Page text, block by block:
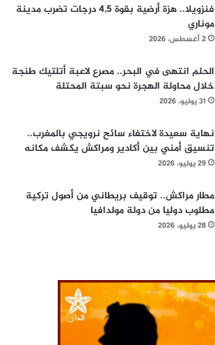
فنزويلا.. هزة أرضية بقوة 4,5 درجات تضرب مدينة
موناري
2 أغسطس، 2026
الحلم انتهى في البحر.. مصرع لاعبة أتلتيك طنجة
خلال محاولة الهجرة نحو سبتة المحتلة
31 يوليو، 2026
نهاية سعيدة لاختفاء سائح نرويجي بالمغرب..
تنسيق أمني بين أكادير ومراكش يكشف مكانه
29 يوليو، 2026
مطار مراكش.. توقيف بريطاني من أصول تركية
مطلوب دوليا من دولة مولدافيا
28 يوليو، 2026